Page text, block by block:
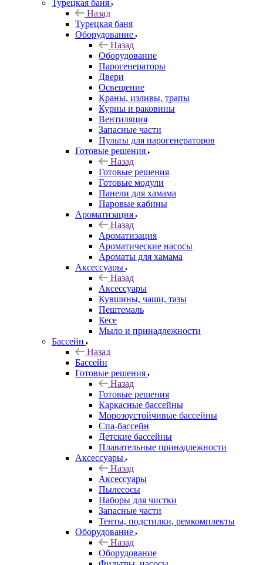
Турецкая баня
Назад
Турецкая баня
Оборудование
Назад
Оборудование
Парогенераторы
Двери
Освещение
Краны, изливы, трапы
Курны и раковины
Вентиляция
Запасные части
Пульты для парогенераторов
Готовые решения
Назад
Готовые решения
Готовые модули
Панели для хамама
Паровые кабины
Ароматизация
Назад
Ароматизация
Ароматические насосы
Ароматы для хамама
Аксессуары
Назад
Аксессуары
Кувшины, чаши, тазы
Пештемаль
Кесе
Мыло и принадлежности
Бассейн
Назад
Бассейн
Готовые решения
Назад
Готовые решения
Каркасные бассейны
Морозоустойчивые бассейны
Спа-бассейн
Детские бассейны
Плавательные принадлежности
Аксессуары
Назад
Аксессуары
Пылесосы
Наборы для чистки
Запасные части
Тенты, подстилки, ремкомплекты
Оборудование
Назад
Оборудование